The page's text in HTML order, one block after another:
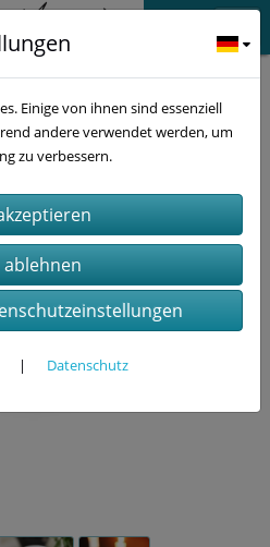
Einige von ihnen sind essenziell
andere verwendet werden, um
zu verbessern.
| Datenschutz